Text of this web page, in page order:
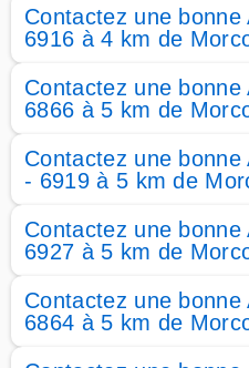
Contactez une
6916 à 4 km de
Contactez une
6866 à 5 km de
Contactez une
- 6919 à 5 km de
Contactez une
6927 à 5 km de
Contactez une
6864 à 5 km de